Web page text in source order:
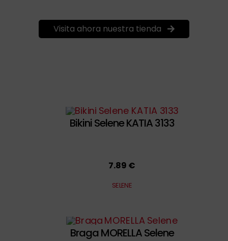
Visita ahora nuestra tienda
Bikini Selene KATIA 3133
7.89 €
SELENE
Braga MORELLA Selene